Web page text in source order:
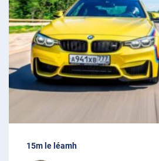
15m le léamh